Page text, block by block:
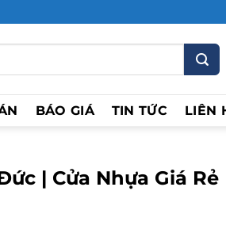
BÁO GIÁ TIN TỨC LIÊN
| Cửa Nhựa Giá Rẻ